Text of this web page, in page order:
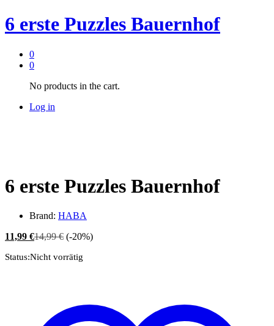
6 erste Puzzles Bauernhof
0
0
No products in the cart.
Log in
6 erste Puzzles Bauernhof
Brand: HABA
11,99 €14,99€ (-20%)
Status:Nicht vorrätig